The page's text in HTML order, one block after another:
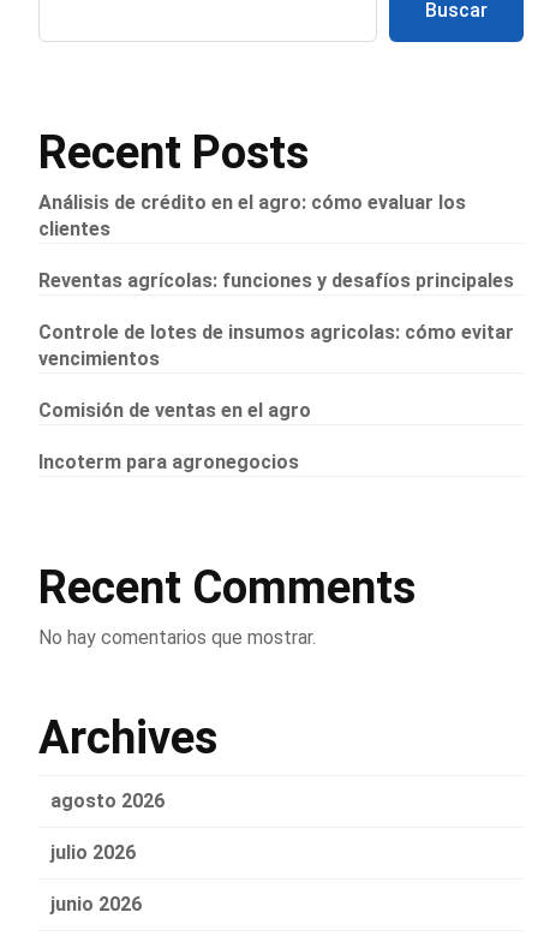
Buscar
Recent Posts
Análisis de crédito en el agro: cómo evaluar los
clientes
Reventas agrícolas: funciones y desafíos principales
Controle de lotes de insumos agricolas: cómo evitar
vencimientos
Comisión de ventas en el agro
Incoterm para agronegocios
Recent Comments
No hay comentarios que mostrar.
Archives
agosto 2026
julio 2026
junio 2026